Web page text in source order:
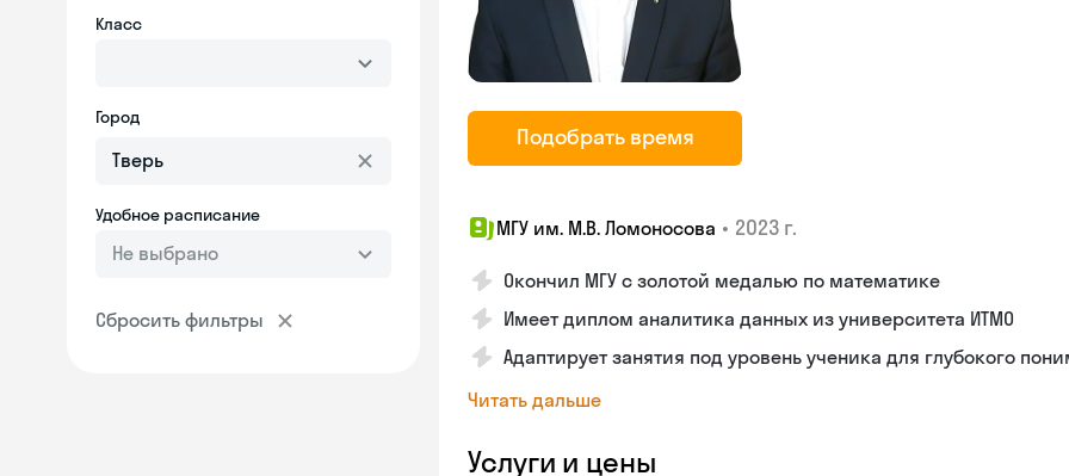
Класс
Город
Удобное расписание
Не выбрано
Сбросить фильтры
Подобрать время
МГУ им. М.В. Ломоносова • 2023 г.
Окончил МГУ с золотой медалью по математике
Имеет диплом аналитика данных из университета ИТМО
Адаптирует занятия под уровень ученика для глубокого
Читать дальше
Услуги и цены